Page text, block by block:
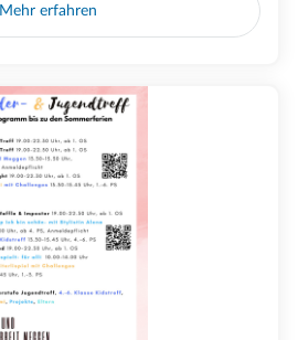
Mehr erfahren